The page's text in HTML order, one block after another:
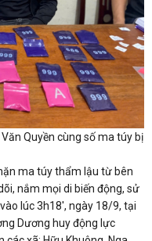
Quyền cùng số ma túy bị
ma túy thẩm lậu từ bên
nắm mọi di biến động, sử
lúc 3h18', ngày 18/9, tại
Dương huy động lực